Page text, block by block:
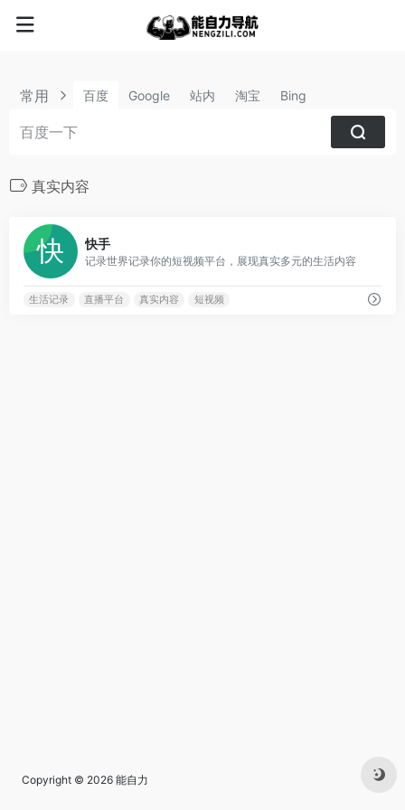
常用 百度 Google 站内 淘宝 Bing
真实内容
快手
记录世界记录你的短视频平台，展现真实多元的生活内容
生活记录 直播平台 真实内容 短视频
Copyright © 2026 能自力